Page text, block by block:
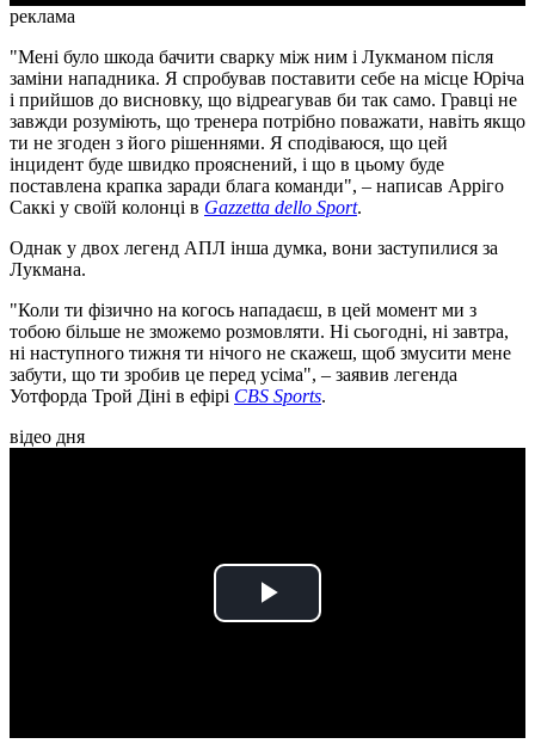
реклама
"Мені було шкода бачити сварку між ним і Лукманом після
заміни нападника. Я спробував поставити себе на місце Юріча
і прийшов до висновку, що відреагував би так само. Гравці не
завжди розуміють, що тренера потрібно поважати, навіть якщо
ти не згоден з його рішеннями. Я сподіваюся, що цей
інцидент буде швидко прояснений, і що в цьому буде
поставлена крапка заради блага команди", – написав Арріго
Саккі у своїй колонці в Gazzetta dello Sport.
Однак у двох легенд АПЛ інша думка, вони заступилися за
Лукмана.
"Коли ти фізично на когось нападаєш, в цей момент ми з
тобою більше не зможемо розмовляти. Ні сьогодні, ні завтра,
ні наступного тижня ти нічого не скажеш, щоб змусити мене
забути, що ти зробив це перед усіма", – заявив легенда
Уотфорда Трой Діні в ефірі CBS Sports.
відео дня
Play